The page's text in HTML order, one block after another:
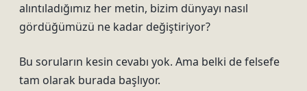
alıntıladığımız her metin, bizim dünyayı nasıl
gördüğümüzü ne kadar değiştiriyor?
Bu soruların kesin cevabı yok. Ama belki de felsefe
tam olarak burada başlıyor.